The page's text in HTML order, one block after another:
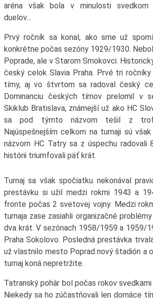
aréna však bola v minulosti svedkom
duelov...
Prvý ročník sa konal, ako sme už
konkrétne počas sezóny 1929/1930.
Poprade, ale v Starom Smokovci.
český celok Slavia Praha. Prvé tri ročníky
tímy, aj vo štvrtom sa radoval český
Dominanciu českých tímov prelomil v
Skiklub Bratislava, známejší už ako HC
sa pod týmto názvom tešil z
Najúspešnejším celkom na turnaji sú
názvom HC Tatry sa z úspechu radovali
histórii triumfovali päť krát.
Turnaj sa však spočiatku nekonával
prestávku si užil medzi rokmi 1943 a
fronte počas 2 svetovej vojny. Medzi
turnaja zase zasiahli organizačné
dva krát. V sezónach 1958/1959 a 1959/
Praha Sokolovo. Posledná prestávka
už vlastnilo mesto Poprad nový štadión a
turnaj koná nepretržite.
Tatranský pohár bol počas rokov
Niekedy sa ho zúčastňovali len domáce